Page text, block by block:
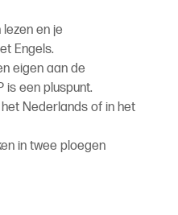
en je
Engels.
eigen aan de
is een pluspunt.
Nederlands of in het
in twee ploegen